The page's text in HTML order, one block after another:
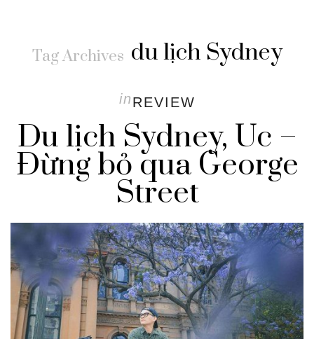
Tag Archives du lịch Sydney
inREVIEW
Du lịch Sydney, Úc –
Đừng bỏ qua George
Street